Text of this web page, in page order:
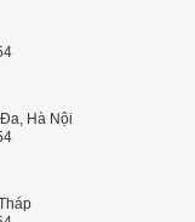
Hà Nội